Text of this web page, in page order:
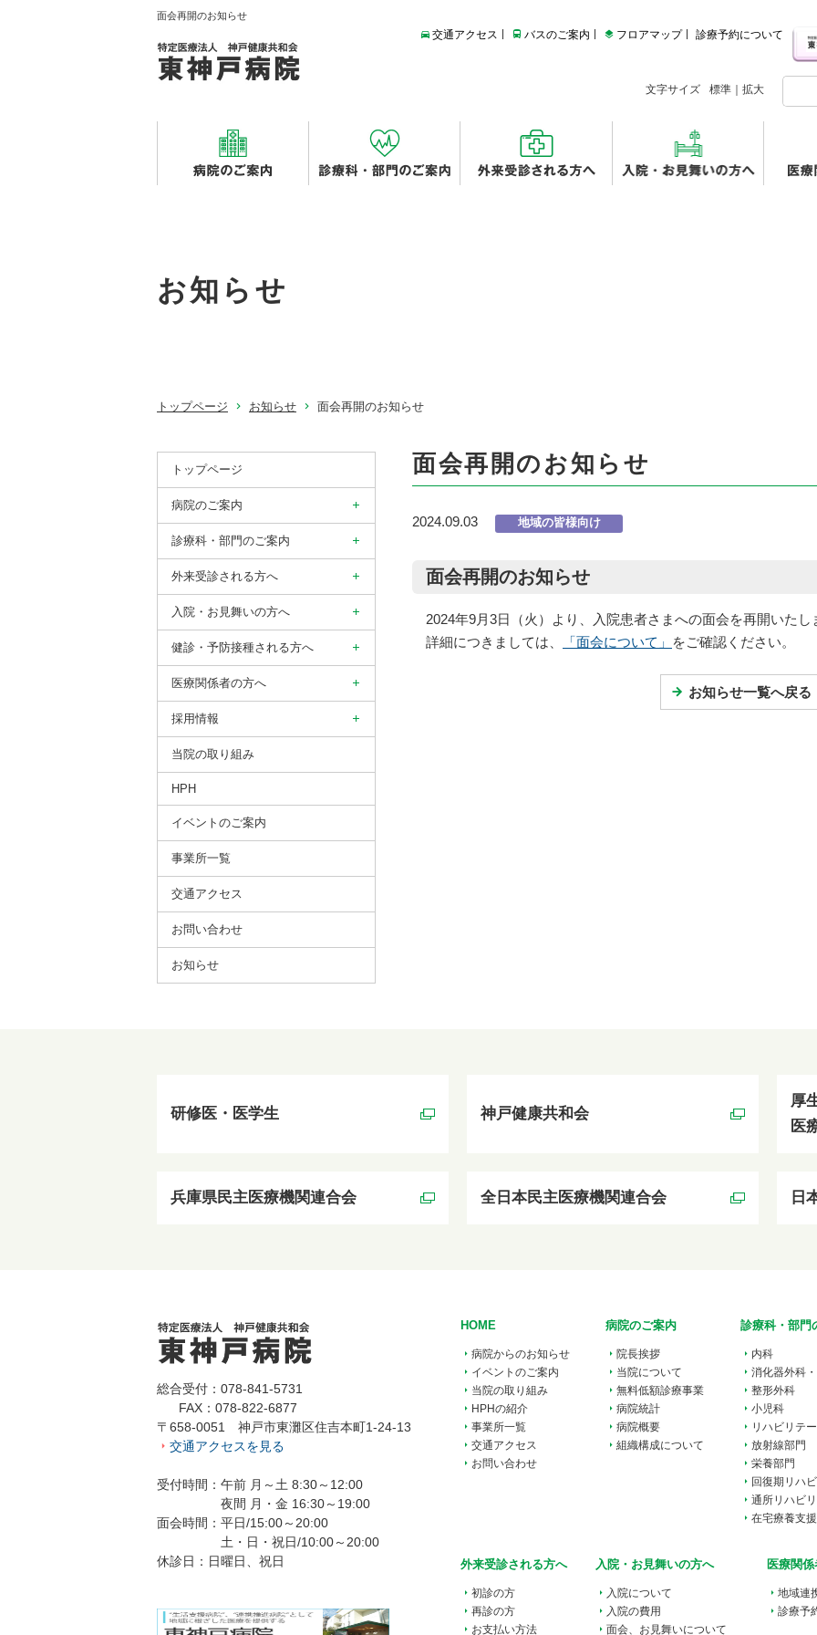
面会再開のお知らせ
交通アクセス バスのご案内 フロアマップ 診療予約について
文字サイズ 標準 拡大
お知らせ
トップページ お知らせ 面会再開のお知らせ
面会再開のお知らせ
2024.09.03 地域の皆様向け
面会再開のお知らせ
2024年9月3日（火）より、入院患者さまへの面会を再開いたし
詳細につきましては、
「面会について」 をご確認ください。
お知らせ一覧へ戻る
トップページ
病院のご案内
診療科・部門のご案内
外来受診される方へ
入院・お見舞いの方へ
健診・予防接種される方へ
医療関係者の方へ
採用情報
当院の取り組み
HPH
イベントのご案内
事業所⼀覧
交通アクセス
お問い合わせ
お知らせ
研修医・医学生 神戸健康共和会
厚
医
兵庫県民主医療機関連合会 全日本民主医療機関連合会 日
総合受付：078-841-5731
FAX：078-822-6877
〒658-0051 神戸市東灘区住吉本町1-24-13
交通アクセスを見る
受付時間：午前 月～土 8:30～12:00
夜間 月・金 16:30～19:00
面会時間：平日/15:00～20:00
土・日・祝日/10:00～20:00
休診日：日曜日、祝日
HOME
病院からのお知らせ
イベントのご案内
当院の取り組み
HPHの紹介
事業所一覧
交通アクセス
お問い合わせ
病院のご案内
院長挨拶
当院について
無料低額診療事業
病院統計
病院概要
組織構成について
診療科・部門
内科
消化器外科
整形外科
小児科
リハビリテ
放射線部門
栄養部門
回復期リハ
通所リハビ
在宅療養支
外来受診される方へ
初診の方
再診の方
お支払い方法
入院・お見舞いの方へ
入院について
入院の費用
面会、お見舞いについて
医療関
地域連
診療予